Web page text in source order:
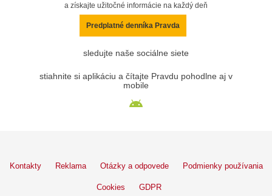
a získajte užitočné informácie na každý deň
Predplatné denníka Pravda
sledujte naše sociálne siete
stiahnite si aplikáciu a čítajte Pravdu pohodlne aj v
mobile
Kontakty Reklama Otázky a odpovede Podmienky používania
Cookies GDPR